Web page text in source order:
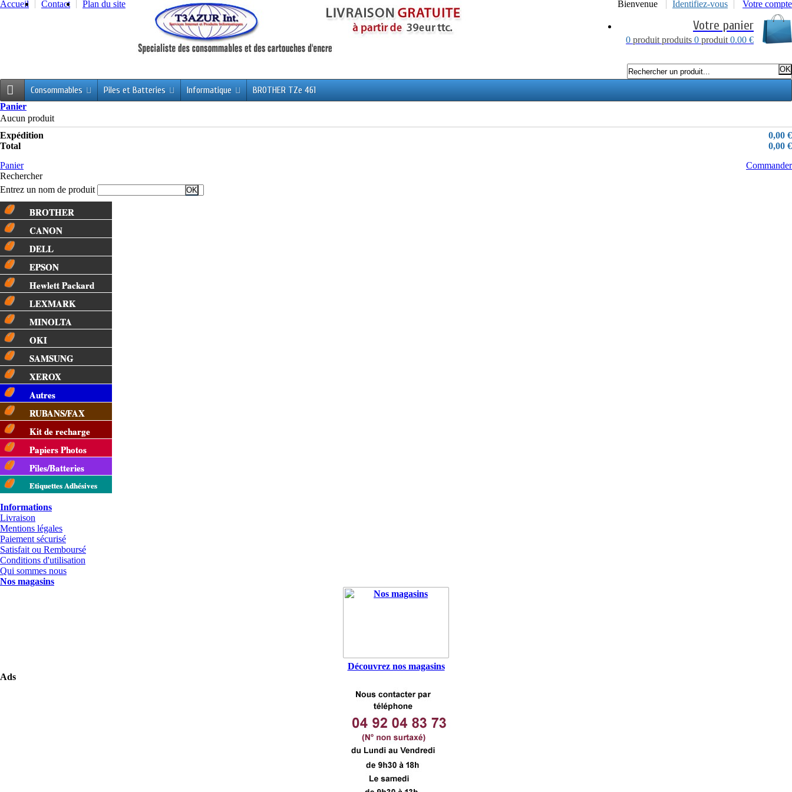
Accueil Contact Plan du site Bienvenue Identifiez-vous Votre compte
Votre panier
0 produit produits 0 produit 0.00 €
Consommables Piles et Batteries Informatique BROTHER TZe 461
Panier
Aucun produit
Expédition
0,00 €
Total
0,00 €
Panier
Commander
Rechercher
Entrez un nom de produit
BROTHER
CANON
DELL
EPSON
Hewlett Packard
LEXMARK
MINOLTA
OKI
SAMSUNG
XEROX
Autres
RUBANS/FAX
Kit de recharge
Papiers Photos
Piles/Batteries
Etiquettes Adhésives
Informations
Livraison
Mentions légales
Paiement sécurisé
Satisfait ou Remboursé
Conditions d'utilisation
Qui sommes nous
Nos magasins
Découvrez nos magasins
Ads